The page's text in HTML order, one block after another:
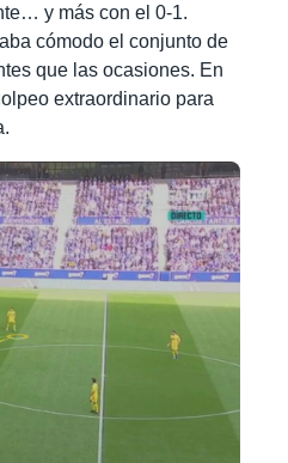
y más con el 0-1.
cómodo el conjunto de
que las ocasiones. En
extraordinario para